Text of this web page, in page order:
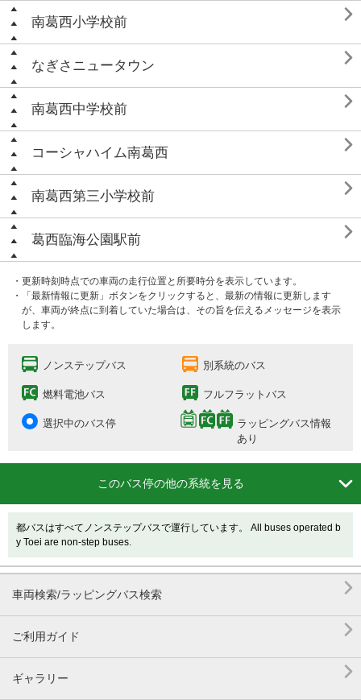
南葛西小学校前 
なぎさニュータウン 
南葛西中学校前 
コーシャハイム南葛西 
南葛西第三小学校前 
葛西臨海公園駅前 
・更新時刻時点での車両の走行位置と所要時分を表示しています。
・「最新情報に更新」ボタンをクリックすると、最新の情報に更新します
が、車両が終点に到着していた場合は、その旨を伝えるメッセージを表示
します。
ノンステップバス 別系統のバス
燃料電池バス フルフラットバス
選択中のバス停
ラッピングバス情報
あり
このバス停の他の系統を見る 
都バスはすべてノンステップバスで運行しています。 All buses operated b
y Toei are non-step buses.
車両検索/ラッピングバス検索 
ご利用ガイド 
ギャラリー 